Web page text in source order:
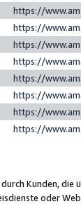
https://
https://
https://
https://
https://
https://
https://
https://
Kunden, die
oder